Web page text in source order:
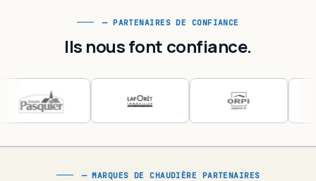
— PARTENAIRES DE CONFIANCE
Ils nous font confiance.
Brioche Pasquier
— MARQUES DE CHAUDIÈRE PARTENAIRES